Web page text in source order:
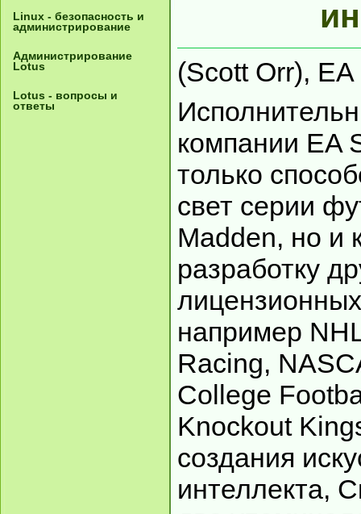
Linux - безопасность и
администрирование
Администрирование
Lotus
Lotus - вопросы и
ответы
(Scott Orr),
компании EA
только
свет серии
Madden, но и
разработку
например
Racing,
College
Knockout
создания
интеллекта,